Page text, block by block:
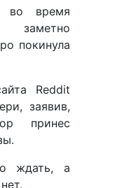
во время
покинула
Reddit
заявив,
принес
ждать, а